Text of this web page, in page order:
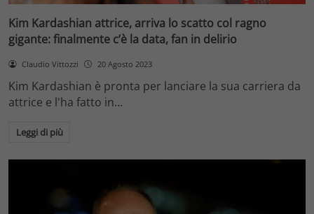
Kim Kardashian attrice, arriva lo scatto col ragno
gigante: finalmente c’è la data, fan in delirio
Claudio Vittozzi 20 Agosto 2023
Kim Kardashian è pronta per lanciare la sua carriera da
attrice e l'ha fatto in…
Leggi di più